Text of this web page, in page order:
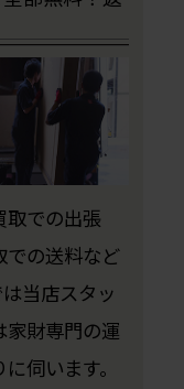
取での出張
での送料など
当店スタッ
家財専門の運
伺います。